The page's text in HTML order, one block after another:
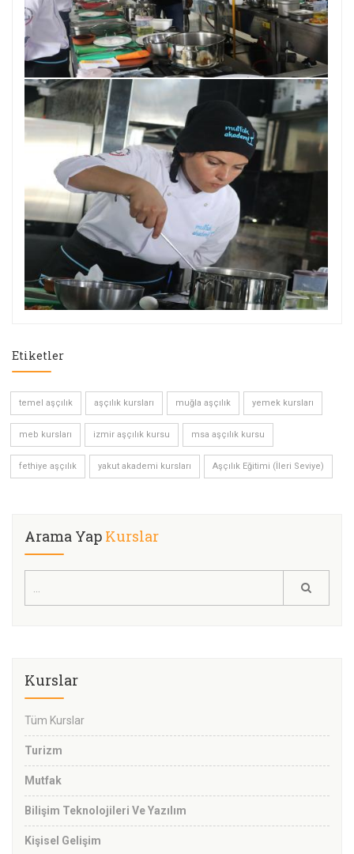
Etiketler
temel aşçılık aşçılık kursları muğla aşçılık yemek kursları
meb kursları izmir aşçılık kursu msa aşçılık kursu
fethiye aşçılık yakut akademi kursları Aşçılık Eğitimi (İleri Seviye)
Arama Yap Kurslar
Kurslar
Tüm Kurslar
Turizm
Mutfak
Bilişim Teknolojileri Ve Yazılım
Kişisel Gelişim